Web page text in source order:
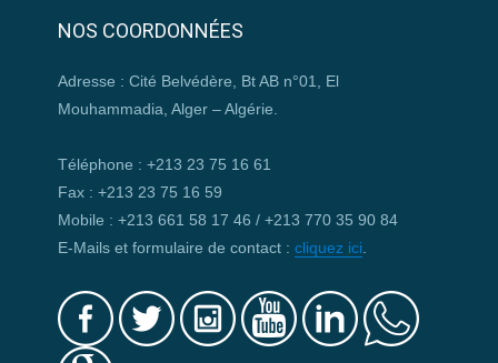
NOS COORDONNÉES
Adresse : Cité Belvédère, Bt AB n°01, El
Mouhammadia, Alger – Algérie.
Téléphone : +213 23 75 16 61
Fax : +213 23 75 16 59
Mobile : +213 661 58 17 46 / +213 770 35 90 84
E-Mails et formulaire de contact : cliquez ici.